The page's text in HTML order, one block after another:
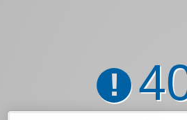
!